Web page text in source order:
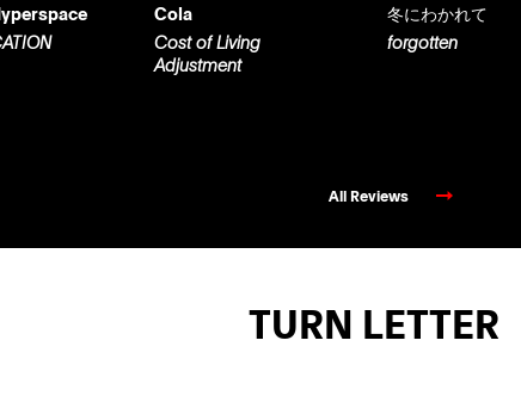
Cola
Cost of Living
Adjustment
冬にわかれて
forgotten
All Reviews
TURN LETTER